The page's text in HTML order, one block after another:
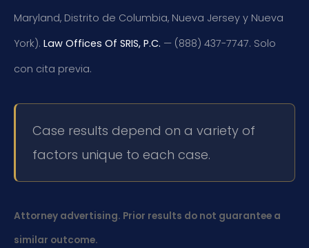
Maryland, Distrito de Columbia, Nueva Jersey y Nueva
York). Law Offices Of SRIS, P.C. — (888) 437-7747. Solo
con cita previa.
Case results depend on a variety of
factors unique to each case.
Attorney advertising. Prior results do not guarantee a
similar outcome.